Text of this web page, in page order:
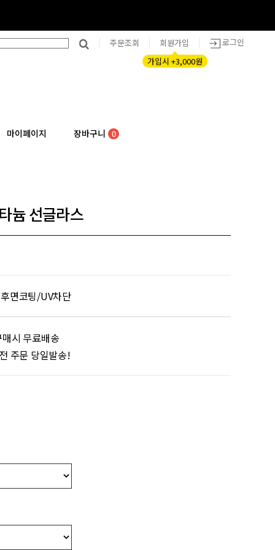
주문조회 회원가입
가입시 +3,000원
로그인
마이페이지 장바구니 0
늄 선글라스
면코팅/UV차단
시 무료배송
주문 당일발송!